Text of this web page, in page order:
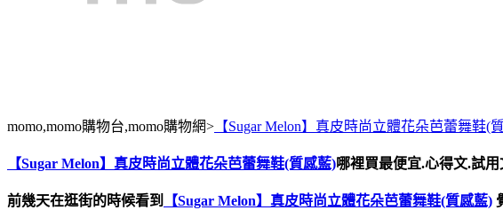
momo,momo購物台,momo購物網> 【Sugar Melon】真皮時尚立體花朵芭蕾舞鞋(
【Sugar Melon】真皮時尚立體花朵芭蕾舞鞋(質感藍)哪裡買最便宜.心得文.試
前幾天在逛街的時候看到 【Sugar Melon】真皮時尚立體花朵芭蕾舞鞋(質感藍)